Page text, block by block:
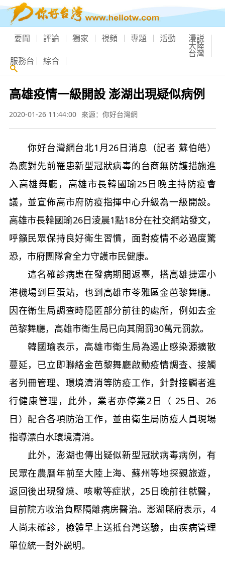
要聞 評論 獨家 視頻 專題 活動 漫説
大陸
台灣
服務台 綜合
高雄疫情一級開設 澎湖出現疑似病例
2020-01-26 11:44:00 來源：你好台灣網
你好台灣網台北1月26日消息（記者 蘇伯皓）
為應對先前罹患新型冠狀病毒的台商無防護措施進
入高雄舞廳，高雄市長韓國瑜25日晚主持防疫會
議，並宣佈高市府防疫指揮中心升級為一級開設。
高雄市長韓國瑜26日淩晨1點18分在社交網站發文，
呼籲民眾保持良好衛生習慣，面對疫情不必過度驚
恐，市府團隊會全力守護市民健康。
這名確診病患在發病期間返臺，搭高雄捷運小
港機場到巨蛋站，也到高雄市苓雅區金芭黎舞廳。
因在衛生局調查時隱匿部分前往的處所，例如去金
芭黎舞廳，高雄市衛生局已向其開罰30萬元罰款。
韓國瑜表示，高雄市衛生局為遏止感染源擴散
蔓延，已立即聯絡金芭黎舞廳啟動疫情調查、接觸
者列冊管理、環境清消等防疫工作，針對接觸者進
行健康管理，此外，業者亦停業2日（ 25日、26
日）配合各項防治工作，並由衛生局防疫人員現場
指導漂白水環境清消。
此外，澎湖也傳出疑似新型冠狀病毒病例，有
民眾在農曆年前至大陸上海、蘇州等地探親旅遊，
返回後出現發燒、咳嗽等症狀，25日晚前往就醫，
目前院方收治負壓隔離病房醫治。澎湖縣府表示，4
人尚未確診，檢體早上送抵台灣送驗，由疾病管理
單位統一對外説明。